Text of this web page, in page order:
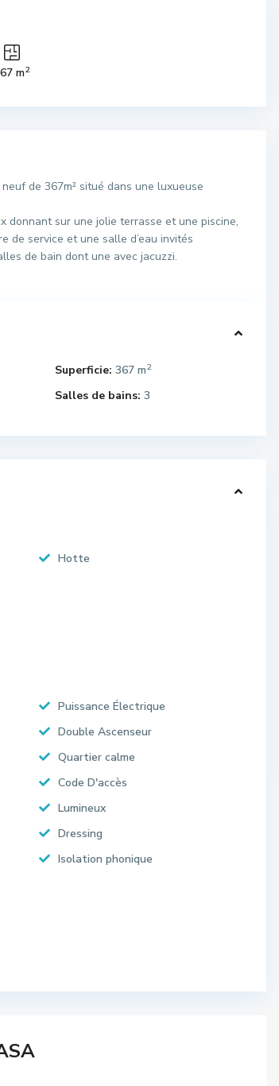
m2
de 367m² situé dans une luxueuse
donnant sur une jolie terrasse et une piscine,
de service et une salle d’eau invités
de bain dont une avec jacuzzi.
Superficie: 367 m2
Salles de bains: 3
Hotte
Puissance Électrique
Double Ascenseur
Quartier calme
Code D'accès
Lumineux
Dressing
Isolation phonique